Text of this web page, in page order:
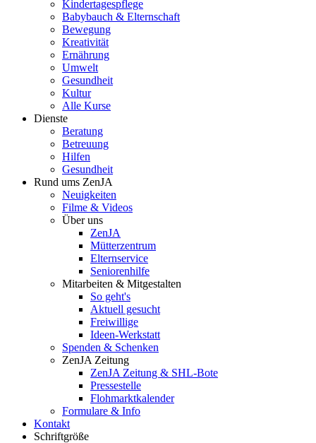
Kindertagespflege
Babybauch & Elternschaft
Bewegung
Kreativität
Ernährung
Umwelt
Gesundheit
Kultur
Alle Kurse
Dienste
Beratung
Betreuung
Hilfen
Gesundheit
Rund ums ZenJA
Neuigkeiten
Filme & Videos
Über uns
ZenJA
Mütterzentrum
Elternservice
Seniorenhilfe
Mitarbeiten & Mitgestalten
So geht's
Aktuell gesucht
Freiwillige
Ideen-Werkstatt
Spenden & Schenken
ZenJA Zeitung
ZenJA Zeitung & SHL-Bote
Pressestelle
Flohmarktkalender
Formulare & Info
Kontakt
Schriftgröße